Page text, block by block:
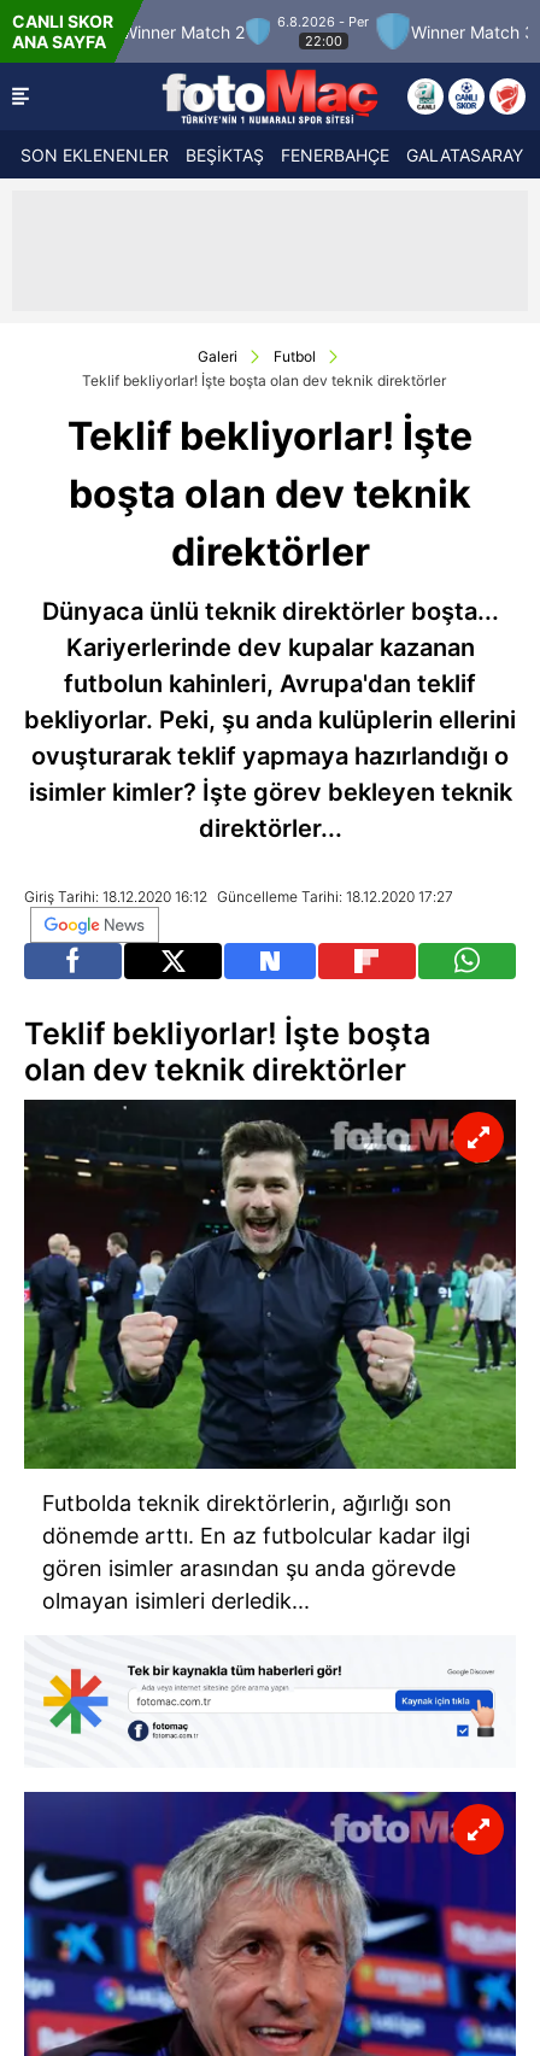
CANLI SKOR
ANA SAYFA
Winner Match 2
6.8.2026 - Per
22:00
Winner Match 3
SON EKLENENLER BEŞİKTAŞ FENERBAHÇE GALATASARAY
Galeri
Futbol
Teklif bekliyorlar! İşte boşta olan dev teknik direktörler
Teklif bekliyorlar! İşte
boşta olan dev teknik
direktörler
Dünyaca ünlü teknik direktörler boşta...
Kariyerlerinde dev kupalar kazanan
futbolun kahinleri, Avrupa'dan teklif
bekliyorlar. Peki, şu anda kulüplerin ellerini
ovuşturarak teklif yapmaya hazırlandığı o
isimler kimler? İşte görev bekleyen teknik
direktörler...
Giriş Tarihi: 18.12.2020 16:12 Güncelleme Tarihi: 18.12.2020 17:27
Teklif bekliyorlar! İşte boşta
olan dev teknik direktörler
Futbolda teknik direktörlerin, ağırlığı son
dönemde arttı. En az futbolcular kadar ilgi
gören isimler arasından şu anda görevde
olmayan isimleri derledik...